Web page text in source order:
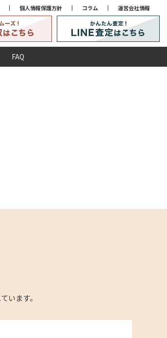
個人情報保護方針 コラム 運営会社情報
FAQ
います。